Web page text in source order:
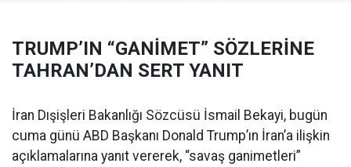
TRUMP’IN “GANİMET” SÖZLERİNE
TAHRAN’DAN SERT YANIT
İran Dışişleri Bakanlığı Sözcüsü İsmail Bekayi, bugün
cuma günü ABD Başkanı Donald Trump’ın İran’a ilişkin
açıklamalarına yanıt vererek, “savaş ganimetleri”